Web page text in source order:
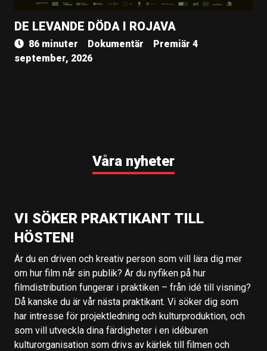
DE LEVANDE DÖDA I ROJAVA
86 minuter Dokumentär
Premiär 4
september, 2026
Våra nyheter
VI SÖKER PRAKTIKANT TILL
HÖSTEN!
Är du en driven och kreativ person som vill lära dig mer
om hur film når sin publik? Är du nyfiken på hur
filmdistribution fungerar i praktiken – från idé till visning?
Då kanske du är vår nästa praktikant. Vi söker dig som
har intresse för projektledning och kulturproduktion, och
som vill utveckla dina färdigheter i en idéburen
kulturorganisation som drivs av kärlek till filmen och